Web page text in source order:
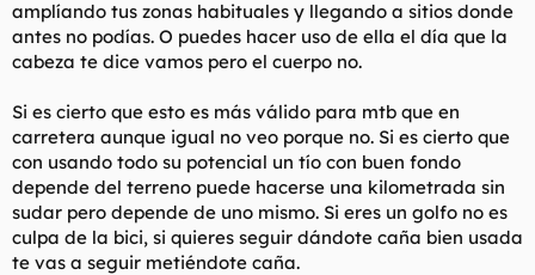
amplíando tus zonas habituales y llegando a sitios donde
antes no podías. O puedes hacer uso de ella el día que la
cabeza te dice vamos pero el cuerpo no.
Si es cierto que esto es más válido para mtb que en
carretera aunque igual no veo porque no. Si es cierto que
con usando todo su potencial un tío con buen fondo
depende del terreno puede hacerse una kilometrada sin
sudar pero depende de uno mismo. Si eres un golfo no es
culpa de la bici, si quieres seguir dándote caña bien usada
te vas a seguir metiéndote caña.